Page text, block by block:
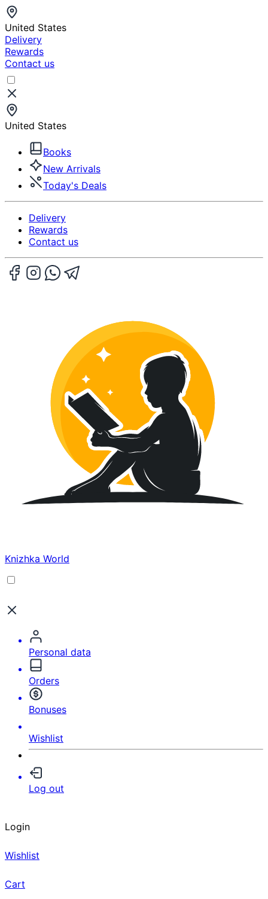
United States
Delivery
Rewards
Contact us
United States
Books
New Arrivals
Today's Deals
Delivery
Rewards
Contact us
Knizhka World
Personal data
Orders
Bonuses
Wishlist
Log out
Login
Wishlist
Cart